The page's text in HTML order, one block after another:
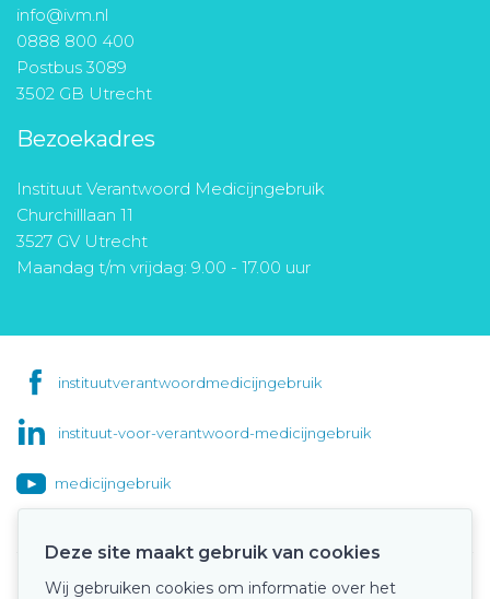
info@ivm.nl
0888 800 400
Postbus 3089
3502 GB Utrecht
Bezoekadres
Instituut Verantwoord Medicijngebruik
Churchilllaan 11
3527 GV Utrecht
Maandag t/m vrijdag: 9.00 - 17.00 uur
instituutverantwoordmedicijngebruik
instituut-voor-verantwoord-medicijngebruik
medicijngebruik
Deze site maakt gebruik van cookies
Wij gebruiken cookies om informatie over het